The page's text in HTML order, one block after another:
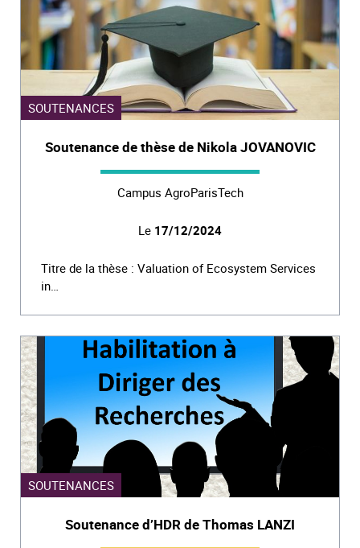
SOUTENANCES
Soutenance de thèse de Nikola JOVANOVIC
Campus AgroParisTech
Le 17/12/2024
Titre de la thèse : Valuation of Ecosystem Services
in…
SOUTENANCES
Soutenance d’HDR de Thomas LANZI